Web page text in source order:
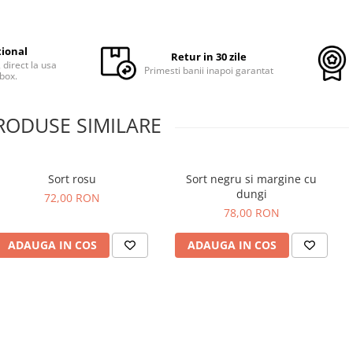
la usa
Retur in 30 zile
Primesti banii inapoi garantat
SIMILARE
Sort rosu
72,00 RON
ADAUGA IN COS
Sort negru si margine cu
dungi
78,00 RON
ADAUGA IN COS